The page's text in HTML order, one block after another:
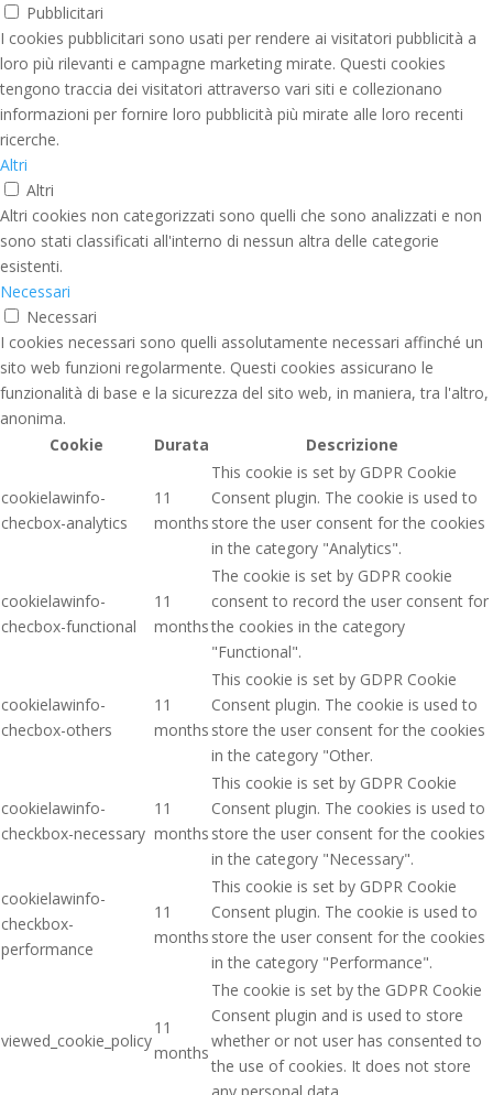
Pubblicitari
I cookies pubblicitari sono usati per rendere ai visitatori pubblicità a
loro più rilevanti e campagne marketing mirate. Questi cookies
tengono traccia dei visitatori attraverso vari siti e collezionano
informazioni per fornire loro pubblicità più mirate alle loro recenti
ricerche.
Altri
Altri
Altri cookies non categorizzati sono quelli che sono analizzati e non
sono stati classificati all'interno di nessun altra delle categorie
esistenti.
Necessari
Necessari
I cookies necessari sono quelli assolutamente necessari affinché un
sito web funzioni regolarmente. Questi cookies assicurano le
funzionalità di base e la sicurezza del sito web, in maniera, tra l'altro,
anonima.
Cookie
Durata Descrizione
cookielawinfo-
checbox-analytics
11
months
This cookie is set by GDPR Cookie
Consent plugin. The cookie is used to
store the user consent for the cookies
in the category "Analytics".
cookielawinfo-
checbox-functional
11
months
The cookie is set by GDPR cookie
consent to record the user consent for
the cookies in the category
"Functional".
cookielawinfo-
checbox-others
11
months
This cookie is set by GDPR Cookie
Consent plugin. The cookie is used to
store the user consent for the cookies
in the category "Other.
cookielawinfo-
checkbox-necessary
11
months
This cookie is set by GDPR Cookie
Consent plugin. The cookies is used to
store the user consent for the cookies
in the category "Necessary".
cookielawinfo-
checkbox-
performance
11
months
This cookie is set by GDPR Cookie
Consent plugin. The cookie is used to
store the user consent for the cookies
in the category "Performance".
viewed_cookie_policy
11
months
The cookie is set by the GDPR Cookie
Consent plugin and is used to store
whether or not user has consented to
the use of cookies. It does not store